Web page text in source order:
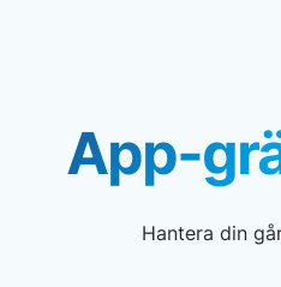
App-
Hantera din